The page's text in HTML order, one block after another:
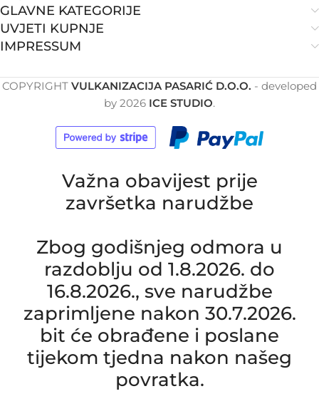
GLAVNE KATEGORIJE
UVJETI KUPNJE
IMPRESSUM
COPYRIGHT VULKANIZACIJA PASARIĆ D.O.O. - developed
by 2026 ICE STUDIO.
Važna obavijest prije
završetka narudžbe
Zbog godišnjeg odmora u
razdoblju od 1.8.2026. do
16.8.2026., sve narudžbe
zaprimljene nakon 30.7.2026.
bit će obrađene i poslane
tijekom tjedna nakon našeg
povratka.